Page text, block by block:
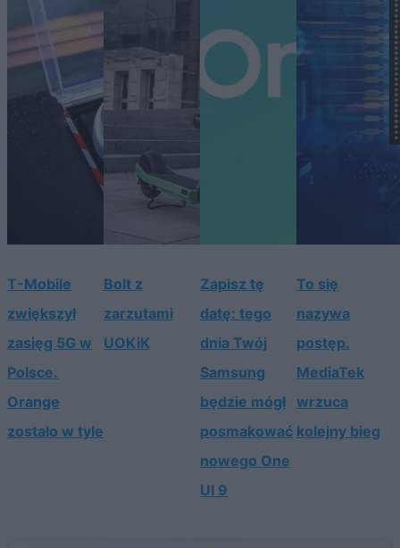
T-Mobile
zwiększył
zasięg 5G w
Polsce.
Orange
zostało w tyle
Bolt z
zarzutami
UOKiK
Zapisz tę
datę: tego
dnia Twój
Samsung
będzie mógł
posmakować
nowego One
UI 9
To się
nazywa
postęp.
MediaTek
wrzuca
kolejny bieg